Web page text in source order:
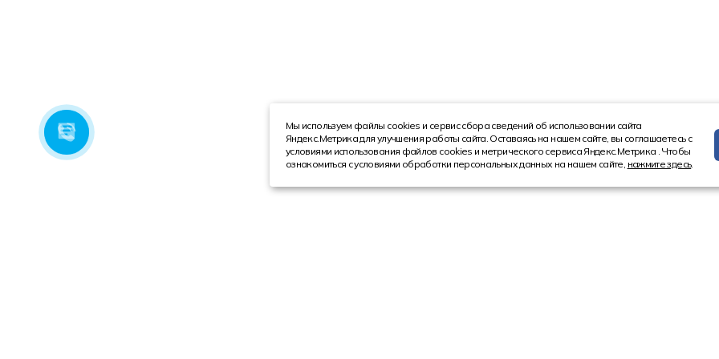
Мы используем файлы cookies и сервис сбора сведений об использовании сайта
Яндекс.Метрика для улучшения работы сайта. Оставаясь на нашем сайте, вы соглашаетесь с
условиями использования файлов cookies и метрического сервиса Яндекс.Метрика . Чтобы
ознакомиться с условиями обработки персональных данных на нашем сайте, нажмите здесь.